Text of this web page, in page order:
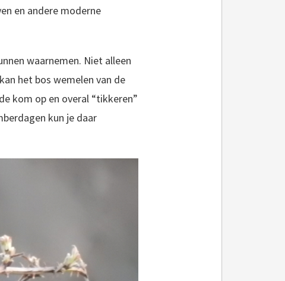
en andere moderne
waarnemen. Niet alleen
het bos wemelen van de
kom op en overal “tikkeren”
kun je daar